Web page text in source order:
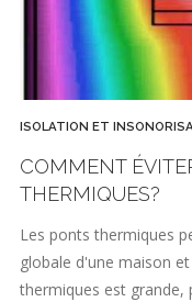
ISOLATION ET
COMMENT
THERMIQUES?
Les ponts thermiques
globale d'une maison
thermiques est grande,